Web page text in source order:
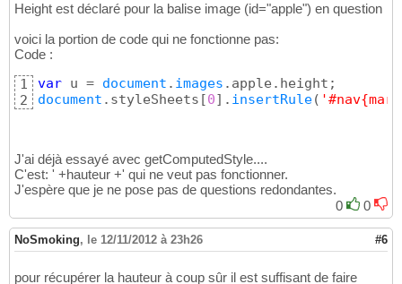
Height est déclaré pour la balise image (id="apple") en question
voici la portion de code qui ne fonctionne pas:
Code :
1
2
var u = document . images
document .styleSheets [0] . insertRule(
J'ai déjà essayé avec getComputedStyle....
C'est: ' +hauteur +' qui ne veut pas fonctionner.
J'espère que je ne pose pas de questions redondantes.
0
0
NoSmoking, le 12/11/2012 à 23h26 #6
pour récupérer la hauteur à coup sûr il est suffisant de faire